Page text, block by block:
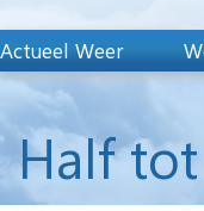
Actueel Weer
Half